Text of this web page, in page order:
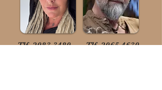
Tlf.2083 3480 Tlf.2065 4630